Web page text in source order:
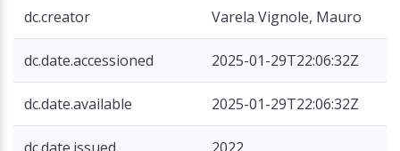
dc.creator Varela Vignole, Mauro
dc.date.accessioned 2025-01-29T22:06:32Z
dc.date.available 2025-01-29T22:06:32Z